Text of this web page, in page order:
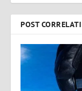
POST CORRELATI